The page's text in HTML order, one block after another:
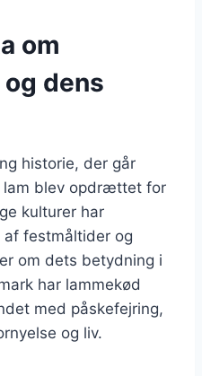
om
dens
historie, der går
lam blev opdrættet for
kulturer har
festmåltider og
om dets betydning i
har lammekød
med påskefejring,
og liv.